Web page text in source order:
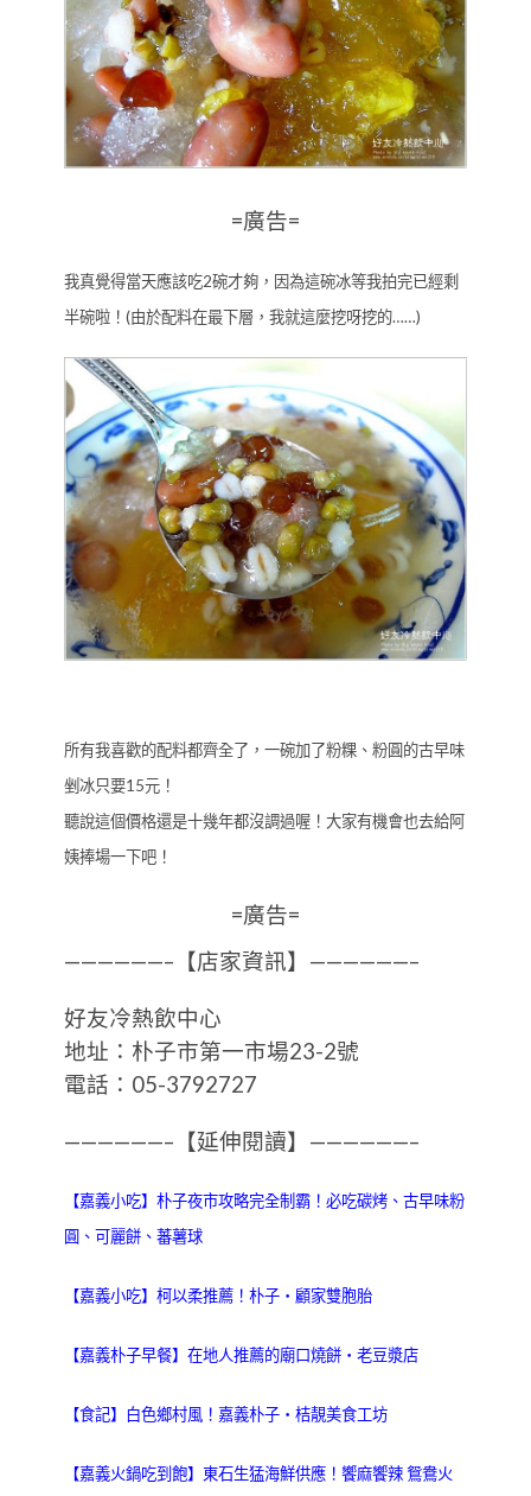
=廣告=
我真覺得當天應該吃2碗才夠，因為這碗冰等我拍完已經剩
半碗啦！(由於配料在最下層，我就這麼挖呀挖的……)
所有我喜歡的配料都齊全了，一碗加了粉粿、粉圓的古早味
剉冰只要15元！
聽說這個價格還是十幾年都沒調過喔！大家有機會也去給阿
姨捧場一下吧！
=廣告=
——————–【店家資訊】——————–
好友冷熱飲中心
地址：朴子市第一市場23-2號
電話：05-3792727
——————–【延伸閱讀】——————–
【嘉義小吃】朴子夜市攻略完全制霸！必吃碳烤、古早味粉
圓、可麗餅、蕃薯球
【嘉義小吃】柯以柔推薦！朴子‧顧家雙胞胎
【嘉義朴子早餐】在地人推薦的廟口燒餅‧老豆漿店
【食記】白色鄉村風！嘉義朴子‧桔靚美食工坊
【嘉義火鍋吃到飽】東石生猛海鮮供應！饗麻饗辣 鴛鴦火